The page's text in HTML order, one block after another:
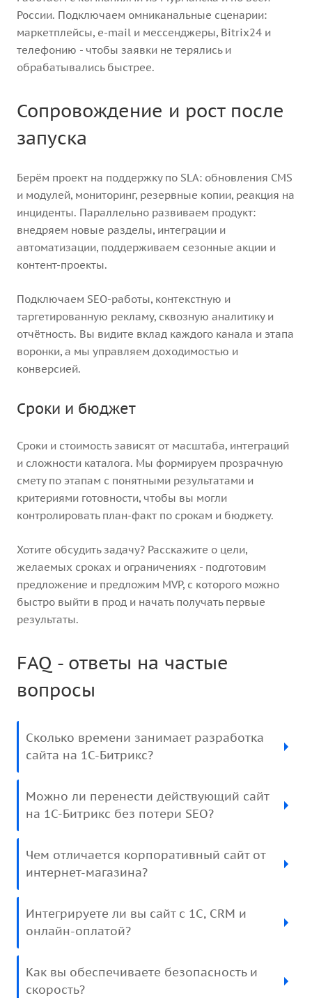
России. Подключаем омниканальные сценарии:
маркетплейсы, e-mail и мессенджеры, Bitrix24 и
телефонию - чтобы заявки не терялись и
обрабатывались быстрее.
Сопровождение и рост после
запуска
Берём проект на поддержку по SLA: обновления CMS
и модулей, мониторинг, резервные копии, реакция на
инциденты. Параллельно развиваем продукт:
внедряем новые разделы, интеграции и
автоматизации, поддерживаем сезонные акции и
контент-проекты.
Подключаем SEO-работы, контекстную и
таргетированную рекламу, сквозную аналитику и
отчётность. Вы видите вклад каждого канала и этапа
воронки, а мы управляем доходимостью и
конверсией.
Сроки и бюджет
Сроки и стоимость зависят от масштаба, интеграций
и сложности каталога. Мы формируем прозрачную
смету по этапам с понятными результатами и
критериями готовности, чтобы вы могли
контролировать план-факт по срокам и бюджету.
Хотите обсудить задачу? Расскажите о цели,
желаемых сроках и ограничениях - подготовим
предложение и предложим MVP, с которого можно
быстро выйти в прод и начать получать первые
результаты.
FAQ - ответы на частые
вопросы
Сколько времени занимает разработка
сайта на 1С-Битрикс?
Можно ли перенести действующий сайт
на 1С-Битрикс без потери SEO?
Чем отличается корпоративный сайт от
интернет-магазина?
Интегрируете ли вы сайт с 1С, CRM и
онлайн-оплатой?
Как вы обеспечиваете безопасность и
скорость?